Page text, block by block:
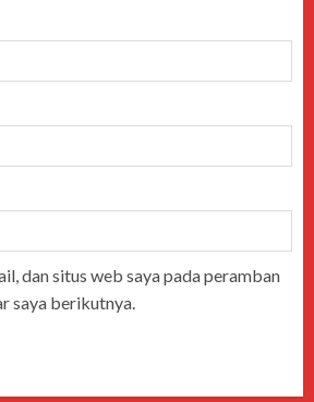
dan situs web saya pada peramban
saya berikutnya.